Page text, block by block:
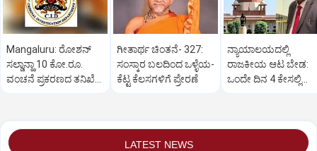
Mangaluru: ರೋಶನ್‌
ಸಲ್ಡಾನ್ಹಾ 10 ಕೋ.ರೂ.
ವಂಚನೆ ಪ್ರಕರಣದ ತನಿಖೆ
ಗೀತಾರ್ಥ ಚಿಂತನೆ- 327:
ಸಂಸ್ಕಾರ ಬಲದಿಂದ ಒಳ್ಳೆಯ-
ಕೆಟ್ಟ ಕೆಲಸಗಳಿಗೆ ಪ್ರೇರಣೆ
ನ್ಯಾಯಾಲಯದಲ್ಲಿ
ರಾಜಕೀಯ ಆಟ ಬೇಡ:
ಒಂದೇ ದಿನ 4 ಕೇಸಲ್ಲಿ
LATEST NEWS